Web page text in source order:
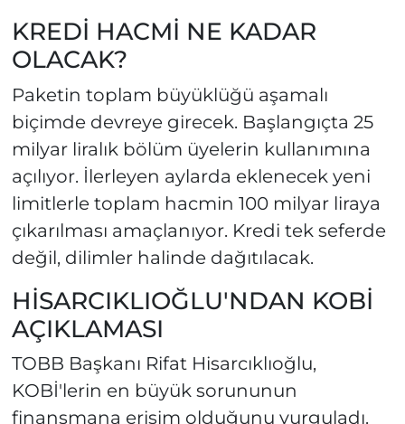
KREDİ HACMİ NE KADAR
OLACAK?
Paketin toplam büyüklüğü aşamalı
biçimde devreye girecek. Başlangıçta 25
milyar liralık bölüm üyelerin kullanımına
açılıyor. İlerleyen aylarda eklenecek yeni
limitlerle toplam hacmin 100 milyar liraya
çıkarılması amaçlanıyor. Kredi tek seferde
değil, dilimler halinde dağıtılacak.
HİSARCIKLIOĞLU'NDAN KOBİ
AÇIKLAMASI
TOBB Başkanı Rifat Hisarcıklıoğlu,
KOBİ'lerin en büyük sorununun
finansmana erişim olduğunu vurguladı.